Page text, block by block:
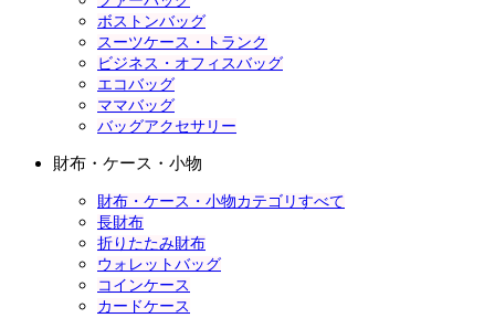
ボストンバッグ
スーツケース・トランク
ビジネス・オフィスバッグ
エコバッグ
ママバッグ
バッグアクセサリー
財布・ケース・小物
財布・ケース・小物カテゴリすべて
長財布
折りたたみ財布
ウォレットバッグ
コインケース
カードケース